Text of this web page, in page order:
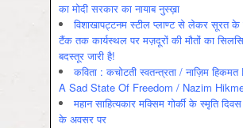
का मोदी सरकार का नायाब नुस्ख़ा
विशाखापट्टनम स्टील प्लाण्ट से लेकर सूरत के
टैंक तक कार्यस्थल पर मज़दूरों की मौतों का
बदस्तूर जारी है!
कविता : कचोटती स्वतन्त्रता / नाज़िम
A Sad State Of Freedom / Nazim
महान साहित्यकार मक्सिम गोर्की के स्मृति
के अवसर पर